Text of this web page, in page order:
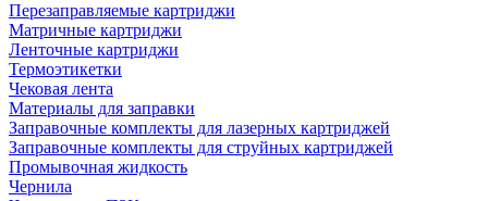
Перезаправляемые картриджи
Матричные картриджи
Ленточные картриджи
Термоэтикетки
Чековая лента
Материалы для заправки
Заправочные комплекты для лазерных картриджей
Заправочные комплекты для струйных картриджей
Промывочная жидкость
Чернила